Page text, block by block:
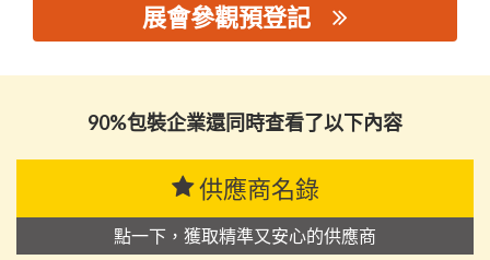
展會參觀預登記
90%包裝企業還同時查看了以下內容
供應商名錄
點一下，獲取精準又安心的供應商